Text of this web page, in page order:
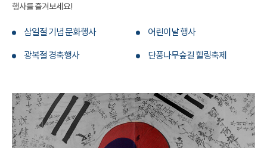
행사를 즐겨보세요!
삼일절 기념 문화행사 어린이날 행사
광복절 경축행사 단풍나무숲길 힐링축제